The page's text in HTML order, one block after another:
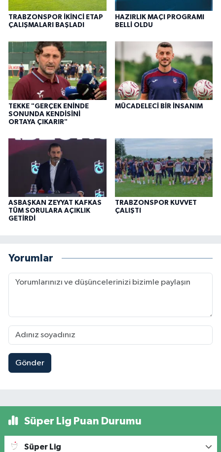
TRABZONSPOR İKİNCİ ETAP
ÇALIŞMALARI BAŞLADI
HAZIRLIK MAÇI PROGRAMI
BELLİ OLDU
TEKKE "GERÇEK ENİNDE
SONUNDA KENDİSİNİ
ORTAYA ÇIKARIR"
MÜCADELECİ BİR İNSANIM
ASBAŞKAN ZEYYAT KAFKAS
TÜM SORULARA AÇIKLIK
GETİRDİ
TRABZONSPOR KUVVET
ÇALIŞTI
Yorumlar
Gönder
Süper Lig Puan Durumu
Süper Lig